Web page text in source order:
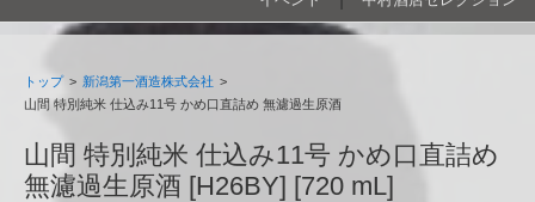
トップ > 新潟第一酒造株式会社 >
山間 特別純米 仕込み11号 かめ口直詰め 無濾過生原酒
山間 特別純米 仕込み11号 かめ口直詰め
無濾過生原酒 [H26BY] [720 mL]